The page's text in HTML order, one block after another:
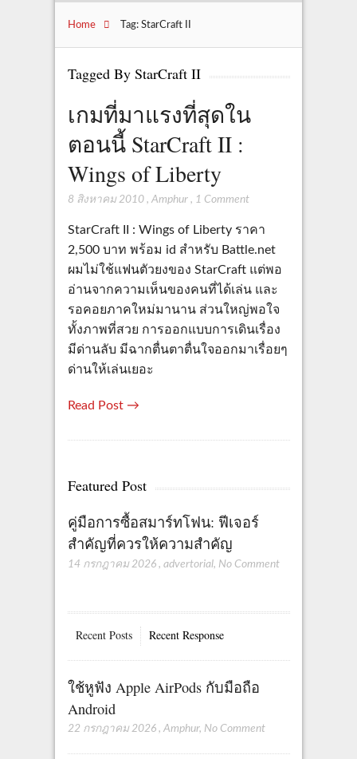
Home Tag: StarCraft II
Tagged By StarCraft II
เกมที่มาแรงที่สุดใน
ตอนนี้ StarCraft II :
Wings of Liberty
8 สิงหาคม 2010, Amphur, 1 Comment
StarCraft II : Wings of Liberty ราคา
2,500 บาท พร้อม id สำหรับ Battle.net
ผมไม่ใช้แฟนตัวยงของ StarCraft แต่พอ
อ่านจากความเห็นของคนที่ได้เล่น และ
รอคอยภาคใหม่มานาน ส่วนใหญ่พอใจ
ทั้งภาพที่สวย การออกแบบการเดินเรื่อง
มีด่านลับ มีฉากตื่นตาตื่นใจออกมาเรื่อยๆ
ด่านให้เล่นเยอะ
Read Post →
Featured Post
คู่มือการซื้อสมาร์ทโฟน: ฟีเจอร์
สำคัญที่ควรให้ความสำคัญ
14 กรกฎาคม 2026 , advertorial, No Comment
Recent Posts Recent Response
ใช้หูฟัง Apple AirPods กับมือถือ
Android
22 กรกฎาคม 2026 , Amphur, No Comment